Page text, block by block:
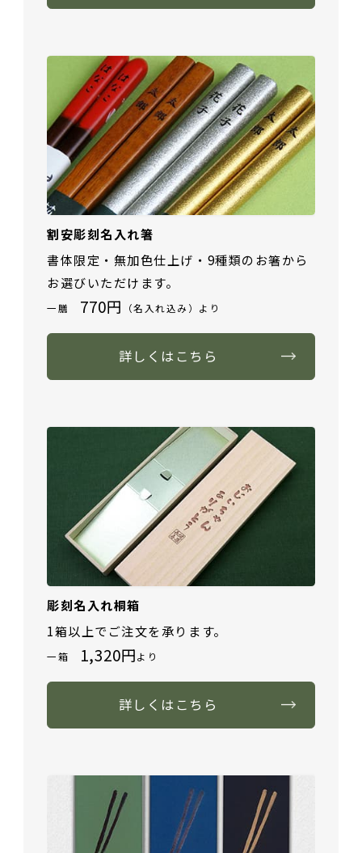
割安彫刻名入れ箸
書体限定・無加色仕上げ・9種類のお箸から
お選びいただけます。
一膳 770円 （名入れ込み）より
詳しくはこちら
彫刻名入れ桐箱
1箱以上でご注文を承ります。
一箱 1,320円より
詳しくはこちら